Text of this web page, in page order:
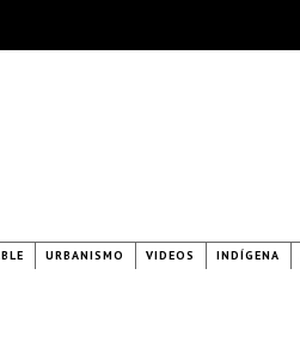
URBANISMO VIDEOS INDÍGENA